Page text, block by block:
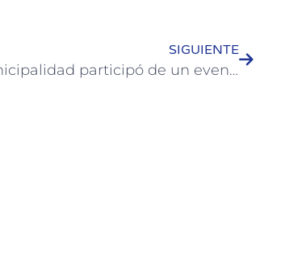
SIGUIENTE
La Municipalidad participó de un evento organizado por El Solar